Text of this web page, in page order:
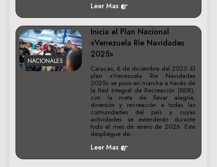
Leer Mas
NACIONALES
Inicia el Plan Nacional
«Venezuela Ríe Navidades
2025»
Caracas, 6 de diciembre del 2025.-El
plan «Venezuela Ríe Navidades
2025» se puso en marcha a través de
la Red Integral de Recreación (REIR),
con la meta de llevar alegría,
diversión y recreación a todas las
comunidades del país y cuyas
actividades se extenderán durante
todo el mes de enero de 2026. Este
despliegue de…
Leer Mas